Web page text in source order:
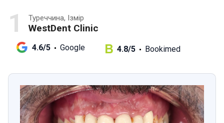
1 Туреччина, Ізмір
WestDent Clinic
4.6/5 Google 4.8/5 Bookimed